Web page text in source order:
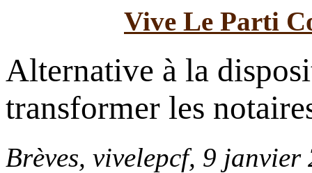
Vive Le Parti
Alternative à la
transformer les
Brèves, vivelepcf, 9 janvier